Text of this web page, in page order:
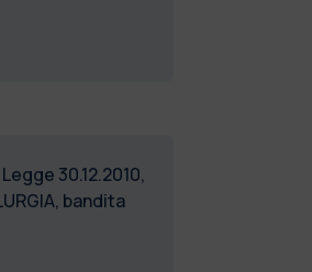
30.12.2010,
bandita